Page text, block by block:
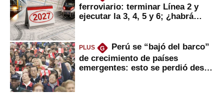
ferroviario: terminar Línea 2 y
ejecutar la 3, 4, 5 y 6; ¿habrá
PLUS G
Perú se “bajó del barco”
de crecimiento de países
emergentes: esto se perdió desde